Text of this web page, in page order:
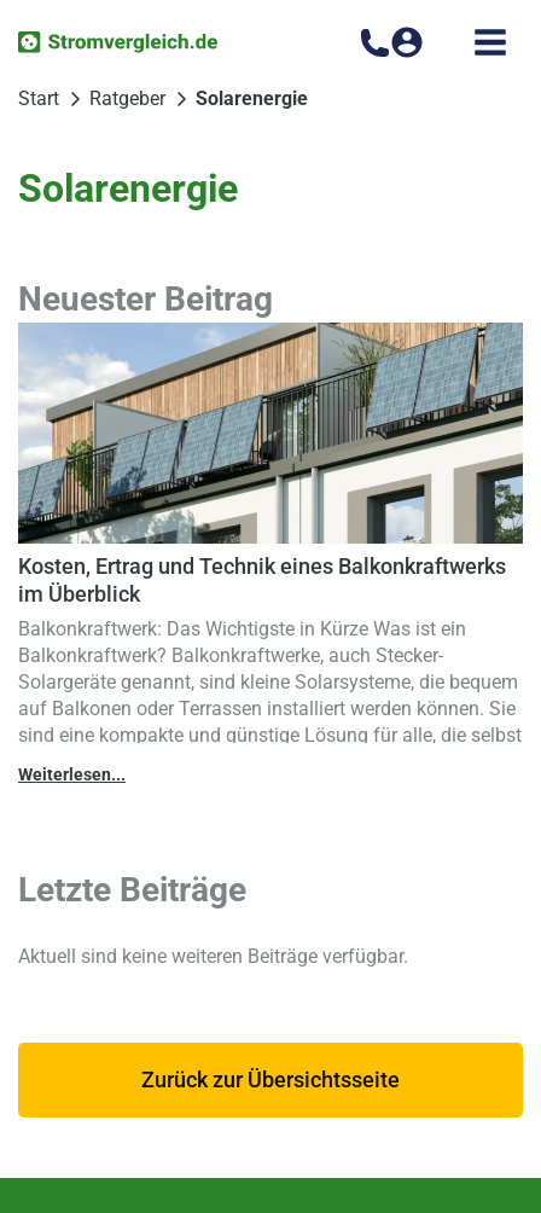
Inhalt
Start
Ratgeber Solarenergie
Solarenergie
Neuester Beitrag
Kosten, Ertrag und Technik eines Balkonkraftwerks
im Überblick
Balkonkraftwerk: Das Wichtigste in Kürze Was ist ein
Balkonkraftwerk? Balkonkraftwerke, auch Stecker-
Solargeräte genannt, sind kleine Solarsysteme, die bequem
auf Balkonen oder Terrassen installiert werden können. Sie
sind eine kompakte und günstige Lösung für alle, die selbst
Ökostrom erzeugen wollen und nicht genug Platz für eine
Photovoltaik-Anlage haben. Balkonkraftwerke eignen sich
Weiterlesen...
Letzte Beiträge
Aktuell sind keine weiteren Beiträge verfügbar.
Zurück zur Übersichtsseite